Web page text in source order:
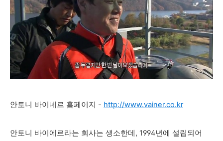
안토니 바이네르 홈페이지 - http://www.vainer.co.kr
안토니 바이에르라는 회사는 생소한데, 1994년에 설립되어